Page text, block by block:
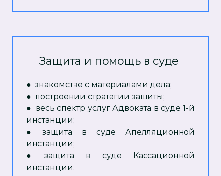
Защита и помощь в суде
● знакомстве с материалами дела;
● построении стратегии защиты;
● весь спектр услуг Адвоката в суде 1-й
инстанции;
●защита в суде Апелляционной
инстанции;
●защита в суде Кассационной
инстанции.